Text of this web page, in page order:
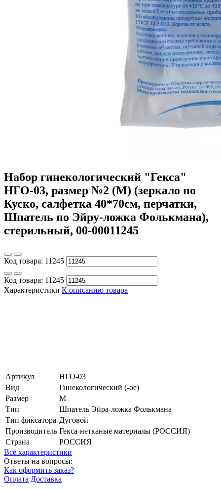
Набор гинекологический "Гекса"
НГО-03, размер №2 (М) (зеркало по
Куско, салфетка 40*70см, перчатки,
Шпатель по Эйру-ложка Фолькмана),
стерильный, 00-00011245
Код товара: 11245
Код товара: 11245
Характеристики К описанию товара
Артикул
НГО-03
Вид
Гинекологический (-ое)
Размер
M
Тип
Шпатель Эйра-ложка Фолькмана
Тип фиксатора Дуговой
Производитель Гекса-нетканые материалы (РОССИЯ)
Страна
РОССИЯ
Все характеристики
Ответы на вопросы:
Как оформить заказ?
Оплата Доставка